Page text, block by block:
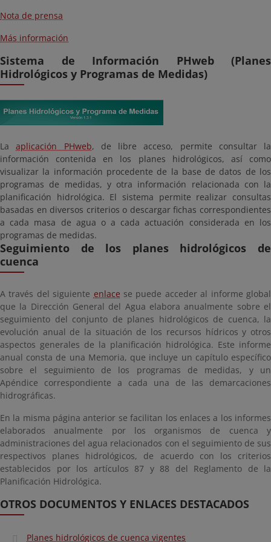
Nota de prensa
Más información
Sistema de Información PHweb (Planes
Hidrológicos y Programas de Medidas)
Laaplicación PHweb, de libre acceso, permite consultar la
información contenida en los planes hidrológicos, así como
visualizar la información procedente de la base de datos de los
programas de medidas, y otra información relacionada con la
planificación hidrológica. El sistema permite realizar consultas
basadas en diversos criterios o descargar fichas correspondientes
a cada masa de agua o a cada actuación considerada en los
programas de medidas.
Seguimiento de los planes hidrológicos de
cuenca
A través del siguiente enlace se puede acceder al informe global
que la Dirección General del Agua elabora anualmente sobre el
seguimiento del conjunto de planes hidrológicos de cuenca, la
evolución anual de la situación de los recursos hídricos y otros
aspectos generales de la planificación hidrológica. Este informe
anual consta de una Memoria, que incluye un capítulo específico
sobre el seguimiento de los programas de medidas, y un
Apéndice correspondiente a cada una de las demarcaciones
hidrográficas.
En la misma página anterior se facilitan los enlaces a los informes
elaborados anualmente por los organismos de cuenca y
administraciones del agua relacionados con el seguimiento de sus
respectivos planes hidrológicos, de acuerdo con los criterios
establecidos por los artículos 87 y 88 del Reglamento de la
Planificación Hidrológica.
OTROS DOCUMENTOS Y ENLACES DESTACADOS
Planes hidrológicos de cuenca vigentes